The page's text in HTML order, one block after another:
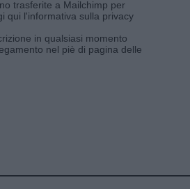
trasferite a Mailchimp per
qui l'informativa sulla privacy
in qualsiasi momento
nel piè di pagina delle